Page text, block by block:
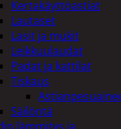
Kertakäyttöastiat
Lautaset
Lasit ja mukit
Leikkuulaudat
Padat ja kattilat
Tiskaus
Säilöntä